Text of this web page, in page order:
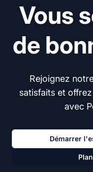
Vous
de
Rejoignez
satisfaits et
avec
Démarrer